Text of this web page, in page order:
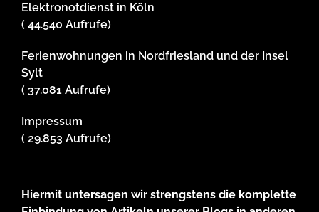
Elektronotdienst in Köln
( 44.540 Aufrufe)
Ferienwohnungen in Nordfriesland und der Insel
Sylt
( 37.081 Aufrufe)
Impressum
( 29.853 Aufrufe)
Hiermit untersagen wir strengstens die komplette